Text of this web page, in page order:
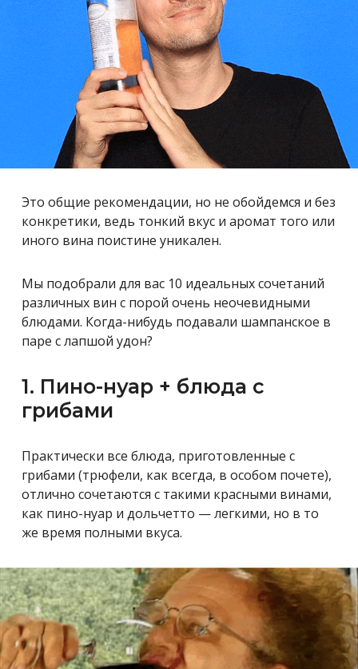
Это общие рекомендации, но не обойдемся и без
конкретики, ведь тонкий вкус и аромат того или
иного вина поистине уникален.
Мы подобрали для вас 10 идеальных сочетаний
различных вин с порой очень неочевидными
блюдами. Когда-нибудь подавали шампанское в
паре с лапшой удон?
1. Пино-нуар + блюда с
грибами
Практически все блюда, приготовленные с
грибами (трюфели, как всегда, в особом почете),
отлично сочетаются с такими красными винами,
как пино-нуар и дольчетто — легкими, но в то
же время полными вкуса.